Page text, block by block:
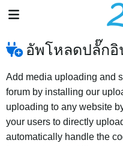
อัพโหลดปลั๊กอิ
Add media uploading and
forum by installing our
uploading to any website
your users to directly
automatically handle the